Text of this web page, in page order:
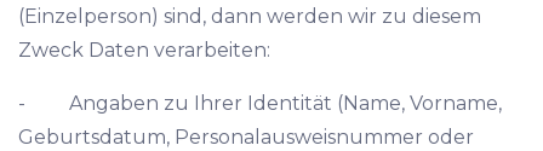
(Einzelperson) sind, dann werden wir zu diesem
Zweck Daten verarbeiten:
- Angaben zu Ihrer Identität (Name, Vorname,
Geburtsdatum, Personalausweisnummer oder